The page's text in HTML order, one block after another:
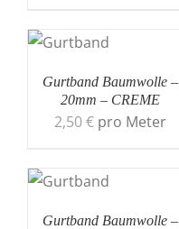
Gurtband Baumwolle –
20mm – CREME
2,50€ pro Meter
Gurtband Baumwolle –